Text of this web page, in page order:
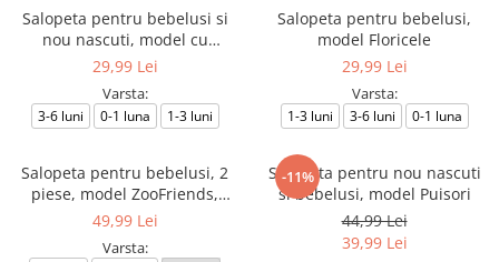
Salopeta pentru bebelusi si
nou nascuti, model cu
Ursuleti
29,99 Lei
Varsta:
3-6 luni 0-1 luna 1-3 luni
Salopeta pentru bebelusi,
model Floricele
29,99 Lei
Varsta:
1-3 luni 3-6 luni 0-1 luna
Salopeta pentru bebelusi, 2
piese, model ZooFriends,
culoare albastru
49,99 Lei
Varsta:
-11%
Salopeta pentru nou nascuti
si bebelusi, model Puisori
44,99 Lei
39,99 Lei